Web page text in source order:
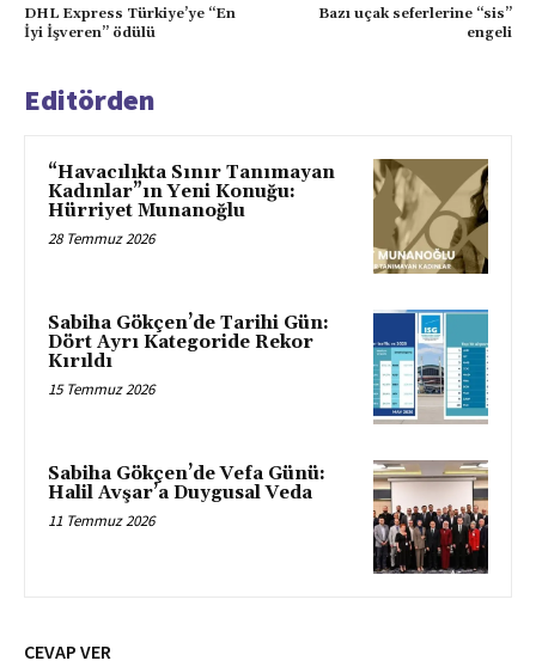
DHL Express Türkiye’ye “En
İyi İşveren” ödülü
Bazı uçak seferlerine “sis”
engeli
Editörden
“Havacılıkta Sınır Tanımayan
Kadınlar”ın Yeni Konuğu:
Hürriyet Munanoğlu
28 Temmuz 2026
Sabiha Gökçen’de Tarihi Gün:
Dört Ayrı Kategoride Rekor
Kırıldı
15 Temmuz 2026
Sabiha Gökçen’de Vefa Günü:
Halil Avşar’a Duygusal Veda
11 Temmuz 2026
CEVAP VER